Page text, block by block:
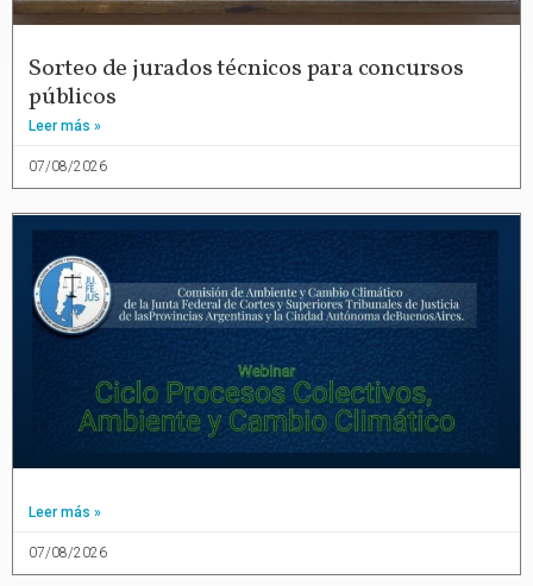
Sorteo de jurados técnicos para concursos
públicos
Leer más »
07/08/2026
Leer más »
07/08/2026